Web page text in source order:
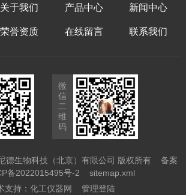
关于我们 产品中心 新闻中心
荣誉资质 在线留言 联系我们
微
信
二
维
码
德生物科技（北京）有限公司 版权所有备案
备2022015495号-2
sitemap.xml
支持： 化工仪器网 管理登陆